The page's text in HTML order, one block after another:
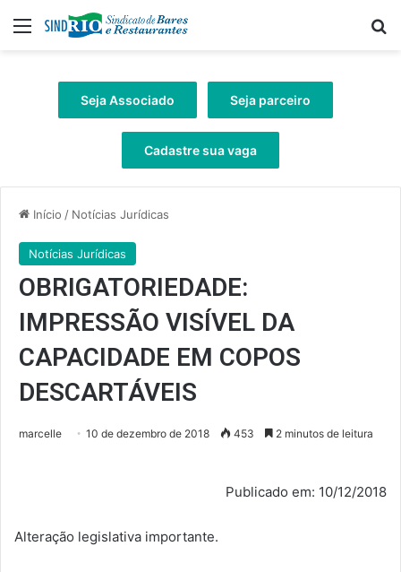
Menu
Seja Associado Seja parceiro
Cadastre sua vaga
Início / Notícias Jurídicas
Notícias Jurídicas
OBRIGATORIEDADE:
IMPRESSÃO VISÍVEL DA
CAPACIDADE EM COPOS
DESCARTÁVEIS
marcelle 10 de dezembro de 2018 453 2 minutos de leitura
Publicado em: 10/12/2018
Alteração legislativa importante.